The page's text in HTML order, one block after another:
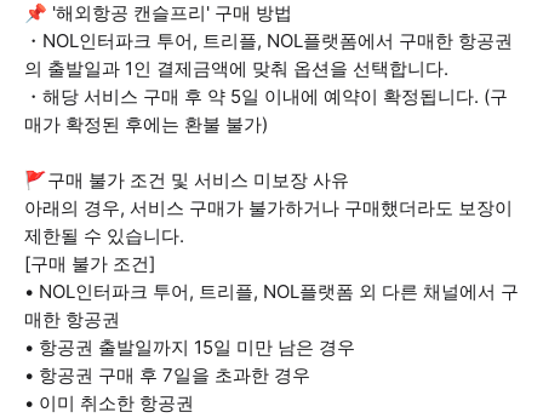
📌 '해외항공 캔슬프리' 구매 방법
・NOL인터파크 투어, 트리플, NOL플랫폼에서 구매한 항공권
의 출발일과 1인 결제금액에 맞춰 옵션을 선택합니다.
・해당 서비스 구매 후 약 5일 이내에 예약이 확정됩니다. (구
매가 확정된 후에는 환불 불가)
🚩구매 불가 조건 및 서비스 미보장 사유
아래의 경우, 서비스 구매가 불가하거나 구매했더라도 보장이
제한될 수 있습니다.
[구매 불가 조건]
• NOL인터파크 투어, 트리플, NOL플랫폼 외 다른 채널에서 구
매한 항공권
• 항공권 출발일까지 15일 미만 남은 경우
• 항공권 구매 후 7일을 초과한 경우
• 이미 취소한 항공권